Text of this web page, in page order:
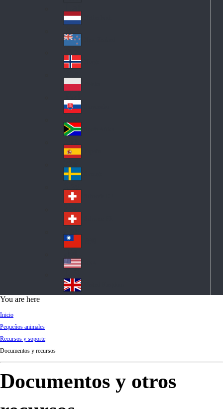
Lat
in
A
me
ric
a
Ne
the
rla
nd
s
Ne
w
Ze
ala
nd
No
rw
ay
Pol
an
d
Slo
va
kia
So
uth
Af
ric
a
Sp
ain
Sw
ed
en
Sw
itz
erl
an
d
Sw
itz
erl
an
d
wa
n
A
Un
You are here
Inicio
Pequeños animales
Recursos y soporte
Documentos y recursos
Documentos y otros